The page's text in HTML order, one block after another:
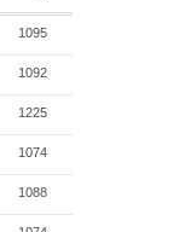
1095
1092
1225
1074
1088